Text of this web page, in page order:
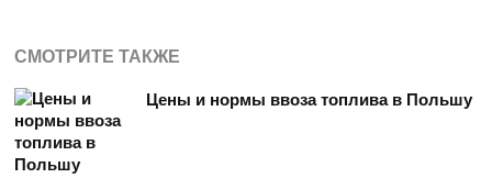
СМОТРИТЕ ТАКЖЕ
Цены и нормы ввоза топлива в Польшу